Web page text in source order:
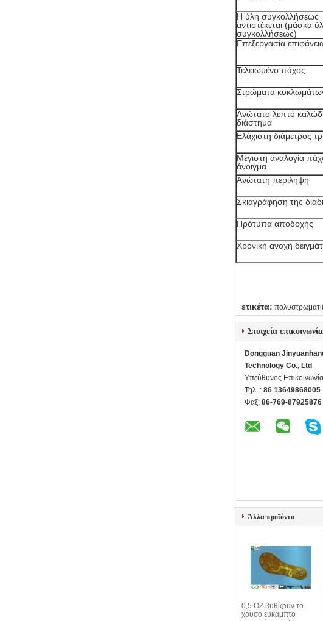
Η ύλη συγκολλήσεως
αντιστέκεται (μάσκα
συγκολλήσεως)
Επεξεργασία
Τελειωμένο πάχος
Στρώματα
Ανώτατο λεπτό
διάστημα
Ελάχιστη διάμετρος
Μέγιστη αναλογία
άνοιγμα
Ανώτατη περίληψη
Σκιαγράφηση της
Πρότυπα αποδοχής
Χρονική ανοχή
ετικέτα:
Στοιχεία
Dongguan
Technology Co., Ltd
Υπεύθυνος
Τηλ.:: 86 13649868005
Φαξ: 86-769-87925876
Άλλα προϊόντα
0,5 OZ βυθίζουν το
χρυσό εύκαμπτο